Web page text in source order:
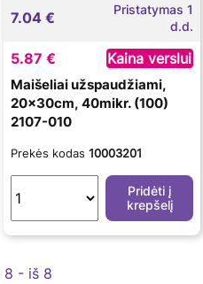
7.04 €
Pristatymas 1
d.d.
5.87 € Kaina verslui
Maišeliai užspaudžiami,
20x30cm, 40mikr. (100)
2107-010
Prekės kodas 10003201
Pridėti į
krepšelį
8 - iš 8